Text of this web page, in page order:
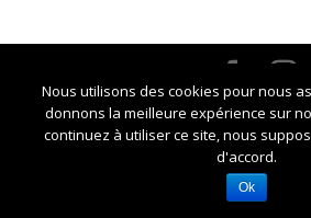
Crédits Marie-Noelle CHAUZY -
RGPD
Nous utilisons des cookies pour nous
donnons la meilleure expérience sur
continuez à utiliser ce site, nous
d'accord.
Ok